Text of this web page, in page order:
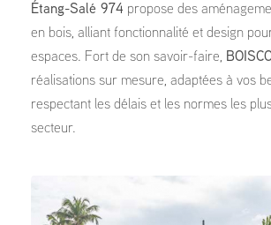
Étang-Salé 974 propose des
en bois, alliant fonctionnalité et design
espaces. Fort de son savoir-faire,
réalisations sur mesure, adaptées à vos
respectant les délais et les normes les
secteur.